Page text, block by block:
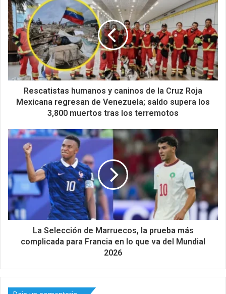
Rescatistas humanos y caninos de la Cruz Roja
Mexicana regresan de Venezuela; saldo supera los
3,800 muertos tras los terremotos
La Selección de Marruecos, la prueba más
complicada para Francia en lo que va del Mundial
2026